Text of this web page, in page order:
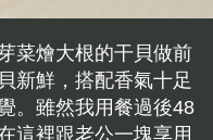
菜燴大根的干貝做前
新鮮，搭配香氣十足
。雖然我用餐過後48
這裡跟老公一塊享用